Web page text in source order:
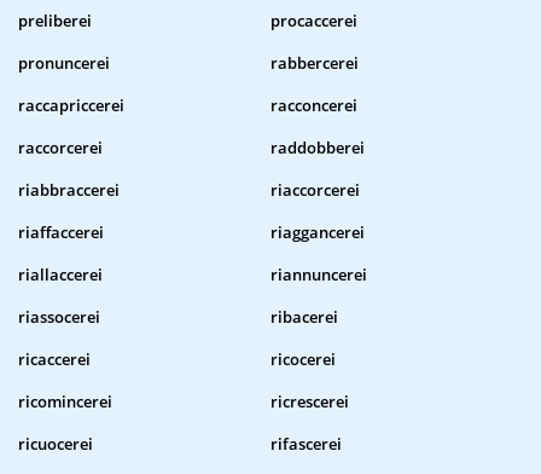
preliberei
procaccerei
pronuncerei
rabbercerei
raccapriccerei
racconcerei
raccorcerei
raddobberei
riabbraccerei
riaccorcerei
riaffaccerei
riaggancerei
riallaccerei
riannuncerei
riassocerei
ribacerei
ricaccerei
ricocerei
ricomincerei
ricrescerei
ricuocerei
rifascerei